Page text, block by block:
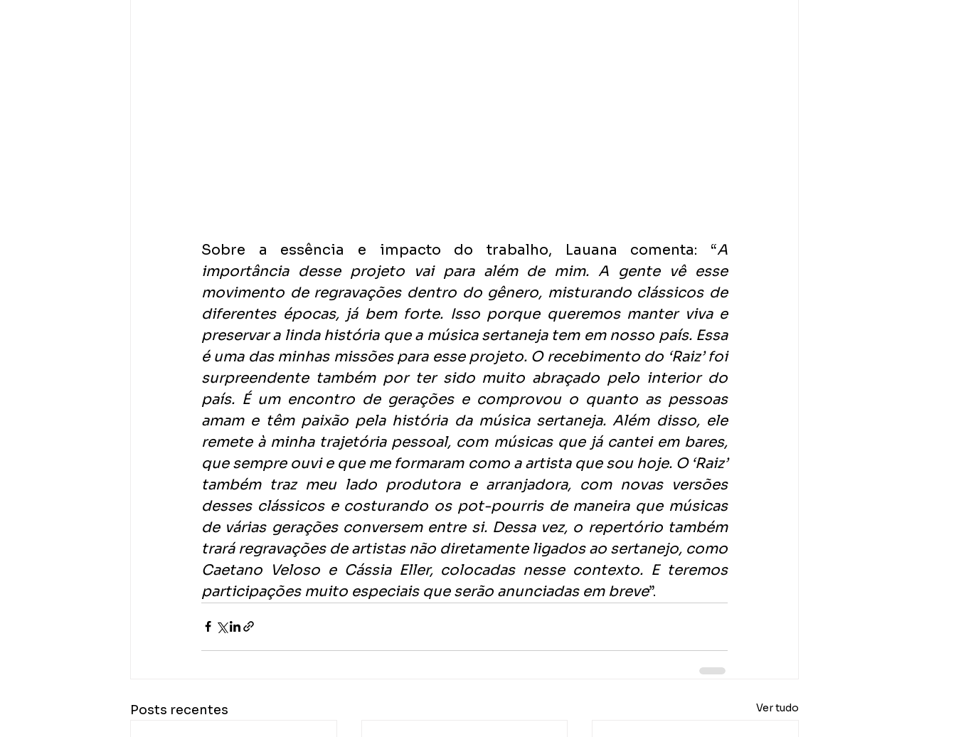
Sobre a essência e impacto do trabalho, Lauana comenta: “A
importância desse projeto vai para além de mim. A gente vê esse
movimento de regravações dentro do gênero, misturando clássicos de
diferentes épocas, já bem forte. Isso porque queremos manter viva e
preservar a linda história que a música sertaneja tem em nosso país. Essa
é uma das minhas missões para esse projeto. O recebimento do ‘Raiz’ foi
surpreendente também por ter sido muito abraçado pelo interior do
país. É um encontro de gerações e comprovou o quanto as pessoas
amam e têm paixão pela história da música sertaneja. Além disso, ele
remete à minha trajetória pessoal, com músicas que já cantei em bares,
que sempre ouvi e que me formaram como a artista que sou hoje. O ‘Raiz’
também traz meu lado produtora e arranjadora, com novas versões
desses clássicos e costurando os pot-pourris de maneira que músicas
de várias gerações conversem entre si. Dessa vez, o repertório também
trará regravações de artistas não diretamente ligados ao sertanejo, como
Caetano Veloso e Cássia Eller, colocadas nesse contexto. E teremos
participações muito especiais que serão anunciadas em breve”.
Posts recentes Ver tudo